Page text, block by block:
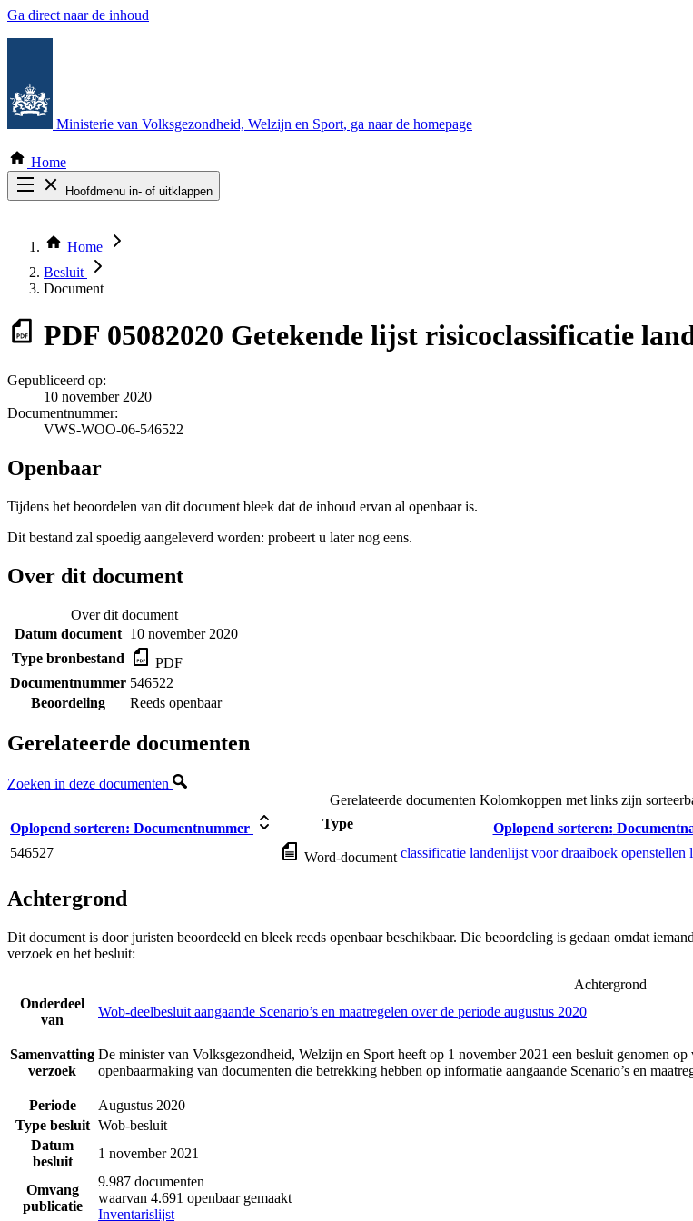
Ga direct naar de inhoud
Ministerie van Volksgezondheid, Welzijn en Sport, ga naar de homepage
Home
Hoofdmenu in- of uitklappen
Thema COVID-19
Bekijk per bestuursorgaan
Home
Besluit
Document
PDF 05082020 Getekende lijst risicoclassificatie
Gepubliceerd op:
10 november 2020
Documentnummer:
VWS-WOO-06-546522
Openbaar
Tijdens het beoordelen van dit document bleek dat de inhoud ervan al openbaar is.
Dit bestand zal spoedig aangeleverd worden: probeert u later nog eens.
Over dit document
Over dit document
Datum document 10 november 2020
Type bronbestand
PDF
Documentnummer 546522
Beoordeling
Reeds openbaar
Gerelateerde documenten
Zoeken in deze documenten
Gerelateerde documenten Kolomkoppen met links zijn
Oplopend sorteren: Documentnummer Type Oplopend sorteren:
546527
Word-document classificatie landenlijst voor draaiboek openstellen
Achtergrond
Dit document is door juristen beoordeeld en bleek reeds openbaar beschikbaar. Die beoordeling is gedaan omdat
verzoek en het besluit:
Achtergrond
Onderdeel
van
Wob-deelbesluit aangaande Scenario’s en maatregelen over de periode augustus 2020
Samenvatting
verzoek
De minister van Volksgezondheid, Welzijn en Sport heeft op 1 november 2021 een besluit genomen
openbaarmaking van documenten die betrekking hebben op informatie aangaande Scenario’s en
Periode
Augustus 2020
Type besluit Wob-besluit
Datum
besluit
1 november 2021
Omvang
publicatie
9.987 documenten
waarvan 4.691 openbaar gemaakt
Inventarislijst